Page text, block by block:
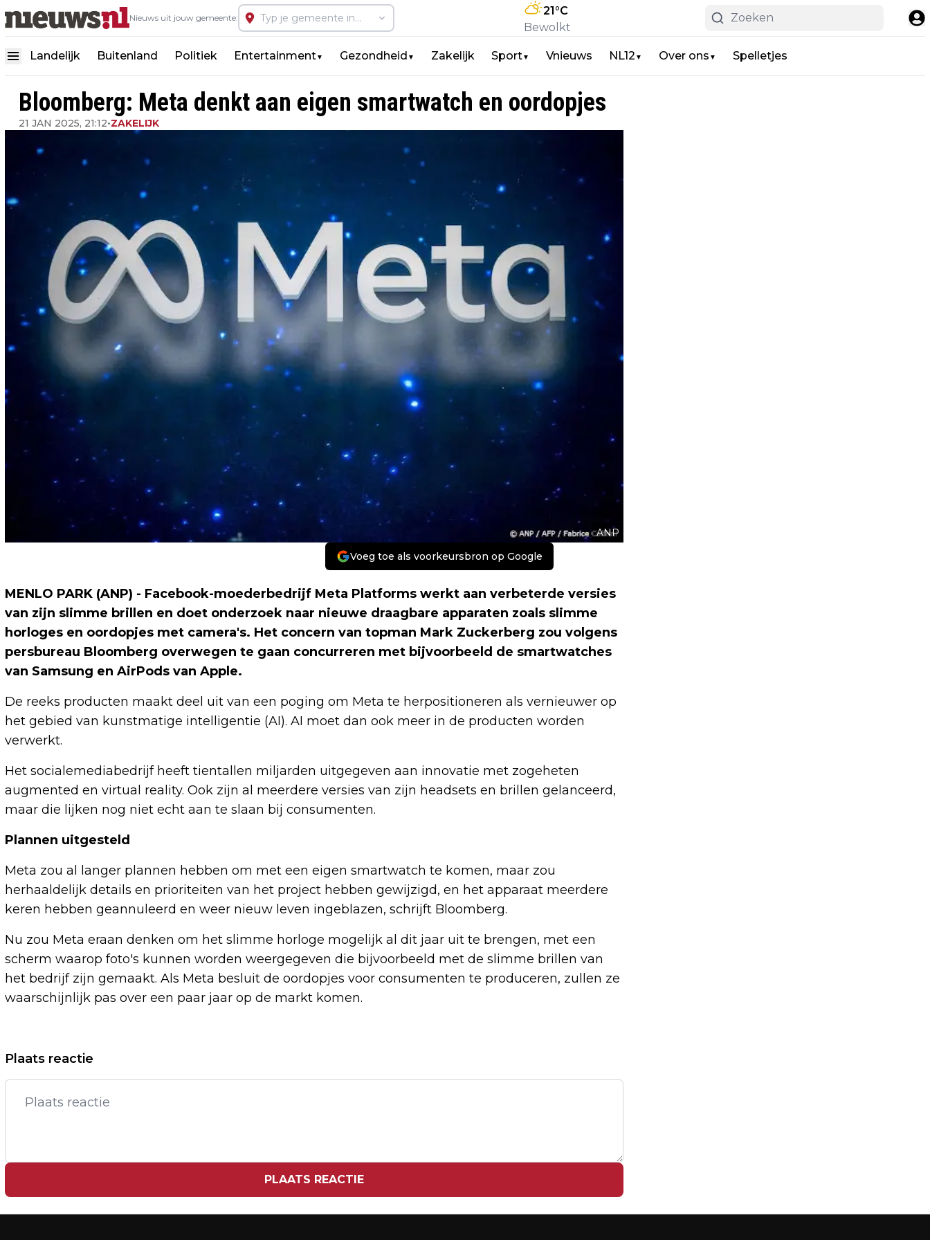
Nieuws uit jouw gemeente:
21°C
Bewolkt
Landelijk Buitenland Politiek Entertainment▼ Gezondheid ▼ Zakelijk Sport▼ Vnieuws NL12 ▼ Over ons ▼ Spelletjes
Bloomberg: Meta denkt aan eigen smartwatch en oordopjes
21 JAN 2025, 21:12•ZAKELIJK
ANP
Voeg toe als voorkeursbron op Google
MENLO PARK (ANP) - Facebook-moederbedrijf Meta Platforms werkt aan verbeterde versies
van zijn slimme brillen en doet onderzoek naar nieuwe draagbare apparaten zoals slimme
horloges en oordopjes met camera's. Het concern van topman Mark Zuckerberg zou volgens
persbureau Bloomberg overwegen te gaan concurreren met bijvoorbeeld de smartwatches
van Samsung en AirPods van Apple.
De reeks producten maakt deel uit van een poging om Meta te herpositioneren als vernieuwer op
het gebied van kunstmatige intelligentie (AI). AI moet dan ook meer in de producten worden
verwerkt.
Het socialemediabedrijf heeft tientallen miljarden uitgegeven aan innovatie met zogeheten
augmented en virtual reality. Ook zijn al meerdere versies van zijn headsets en brillen gelanceerd,
maar die lijken nog niet echt aan te slaan bij consumenten.
Plannen uitgesteld
Meta zou al langer plannen hebben om met een eigen smartwatch te komen, maar zou
herhaaldelijk details en prioriteiten van het project hebben gewijzigd, en het apparaat meerdere
keren hebben geannuleerd en weer nieuw leven ingeblazen, schrijft Bloomberg.
Nu zou Meta eraan denken om het slimme horloge mogelijk al dit jaar uit te brengen, met een
scherm waarop foto's kunnen worden weergegeven die bijvoorbeeld met de slimme brillen van
het bedrijf zijn gemaakt. Als Meta besluit de oordopjes voor consumenten te produceren, zullen ze
waarschijnlijk pas over een paar jaar op de markt komen.
Vorig artikel
GREEN DAY BEKRITISEERT ELON MUSK
MET PROTESTSONG AMERICAN IDIOT
MIKE TYSON EN SQUID GAME HELPEN
Plaats reactie
PLAATS REACTIE